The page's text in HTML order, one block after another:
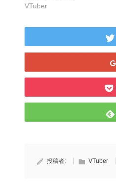
VTuber
投稿者: VTuber